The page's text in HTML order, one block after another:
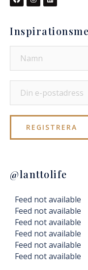
@lanttolife
Feed not available
Feed not available
Feed not available
Feed not available
Feed not available
Feed not available